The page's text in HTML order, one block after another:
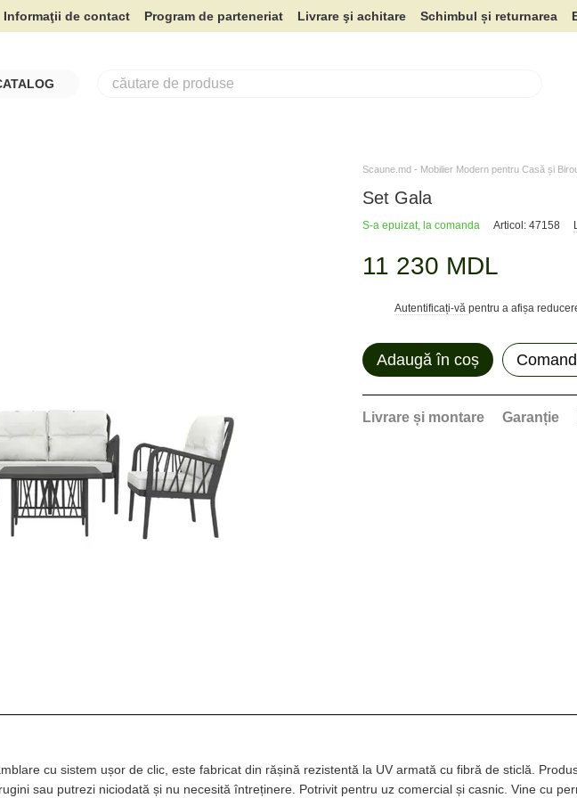
Informaţii de contact Program de parteneriat Livrare şi achitare Schimbul și returnarea
Scaune.md - Mobilier Modern pentru Casă și
Set Gala
S-a epuizat, la comanda Articol: 47158
11 230 MDL
Autentificați-vă pentru a afișa
Adaugă în coș
Livrare și montare Garanție
cu sistem ușor de clic, este fabricat din rășină rezistentă la UV armată cu fibră de sticlă.
sau putrezi niciodată și nu necesită întreținere. Potrivit pentru uz comercial și casnic. Vine cu